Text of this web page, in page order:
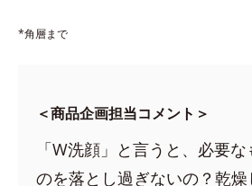
*角層まで
＜商品企画担当コメント＞
「W洗顔」と言うと、必要な
のを落とし過ぎないの？乾燥